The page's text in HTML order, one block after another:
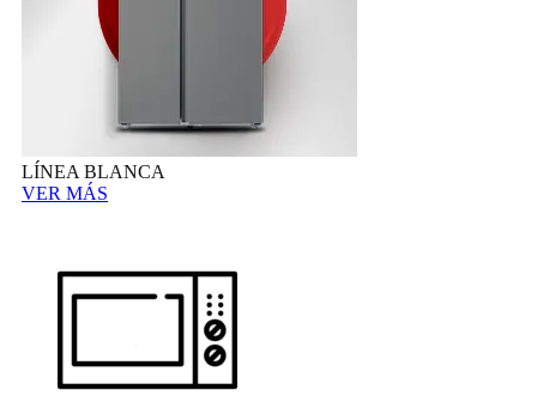
LÍNEA BLANCA
VER MÁS